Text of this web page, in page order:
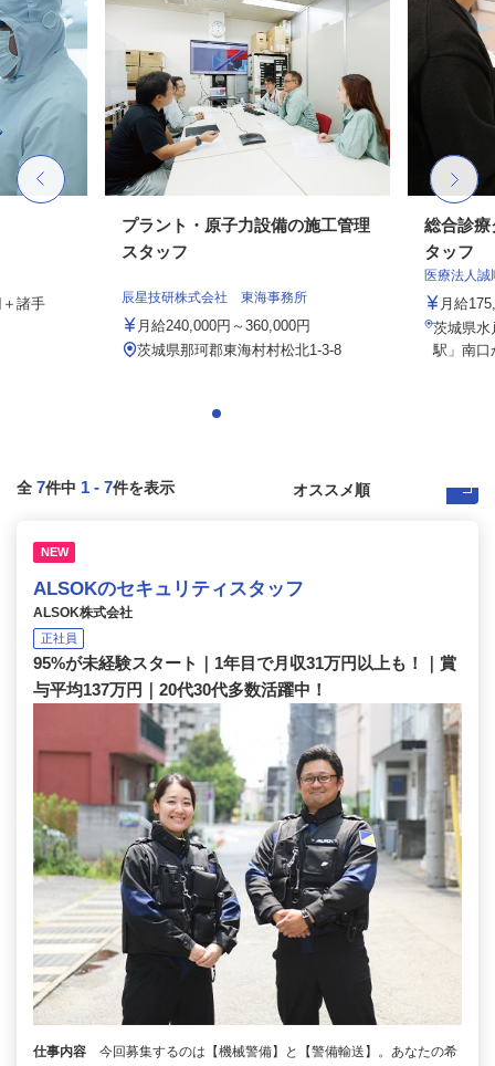
諸手
プラント・原子力設備の施工管理
スタッフ
辰星技研株式会社 東海事務所
月給240,000円～360,000円
茨城県那珂郡東海村村松北1-3-8
総合診療
タッフ
医療法人誠
月給
茨城県水
駅」南口
全 7件中 1 - 7件を表示
NEW
ALSOKのセキュリティスタッフ
ALSOK株式会社
正社員
95%が未経験スタート｜1年目で月収31万円以上も！｜賞
与平均137万円｜20代30代多数活躍中！
仕事内容
今回募集するのは【機械警備】と【警備輸送】。あなたの希